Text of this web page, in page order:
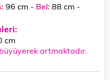
96 cm - Bel:88 cm -
cm
artmaktadır.